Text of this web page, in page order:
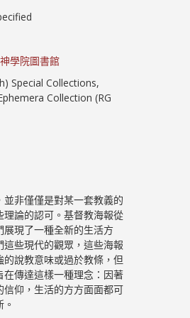
學院圖書館
Special Collections,
Collection (RG
並非僅僅是對某一套教義的
理論的認可。基督教海報從
展現了一種全新的生活方
這些現代的觀眾，這些海報
的說教意味或過於教條，但
在傳達這樣一種理念：因著
信仰，生活的方方面面都可